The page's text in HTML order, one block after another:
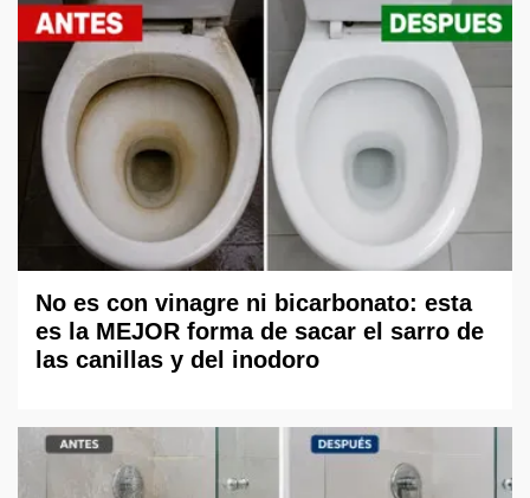
No es con vinagre ni bicarbonato: esta
es la MEJOR forma de sacar el sarro de
las canillas y del inodoro